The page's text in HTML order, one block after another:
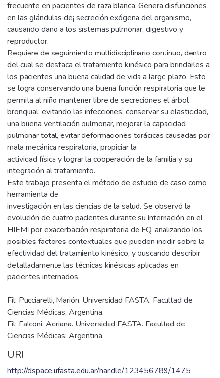
frecuente en pacientes de raza blanca. Genera disfunciones
en las glándulas de¡ secreción exógena del organismo,
causando daño a los sistemas pulmonar, digestivo y
reproductor.
Requiere de seguimiento multidisciplinario continuo, dentro
del cual se destaca el tratamiento kinésico para brindarles a
los pacientes una buena calidad de vida a largo plazo. Esto
se logra conservando una buena función respiratoria que le
permita al niño mantener libre de secreciones el árbol
bronquial, evitando las infecciones; conservar su elasticidad,
una buena ventilación pulmonar, mejorar la capacidad
pulmonar total, evitar deformaciones torácicas causadas por
mala mecánica respiratoria, propiciar la
actividad física y lograr la cooperación de la familia y su
integración al tratamiento.
Este trabajo presenta el método de estudio de caso como
herramienta de
investigación en las ciencias de la salud. Se observó la
evolución de cuatro pacientes durante su internación en el
HIEMI por exacerbación respiratoria de FQ, analizando los
posibles factores contextuales que pueden incidir sobre la
efectividad del tratamiento kinésico, y buscando describir
detalladamente las técnicas kinésicas aplicadas en
Fil: Pucciarelli, Marión. Universidad FASTA. Facultad de
Ciencias Médicas; Argentina.
Fil: Falconi, Adriana. Universidad FASTA. Facultad de
Ciencias Médicas; Argentina.
URI
http://dspace.ufasta.edu.ar/handle/123456789/1475